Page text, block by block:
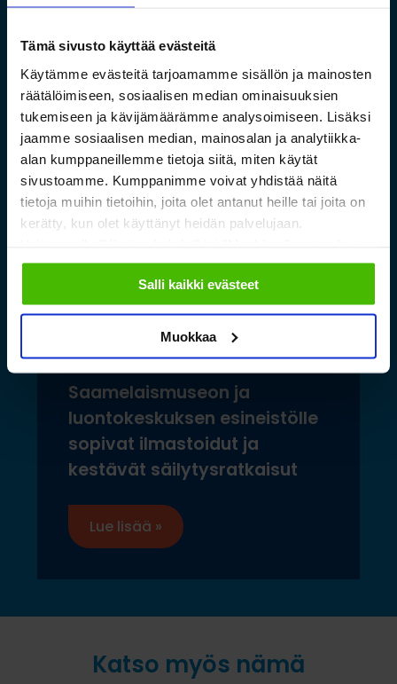
Tämä sivusto käyttää evästeitä
Käytämme evästeitä tarjoamamme sisällön ja mainosten
räätälöimiseen, sosiaalisen median ominaisuuksien
tukemiseen ja kävijämäärämme analysoimiseen. Lisäksi
jaamme sosiaalisen median, mainosalan ja analytiikka-
alan kumppaneillemme tietoja siitä, miten käytät
sivustoamme. Kumppanimme voivat yhdistää näitä
tietoja muihin tietoihin, joita olet antanut heille tai joita on
kerätty, kun olet käyttänyt heidän palvelujaan.
sallimiisi evästeisiin.
Salli kaikki evästeet
Muokkaa
Lue lisää »
Saamelaismuseon ja
luontokeskuksen esineistölle
sopivat ilmastoidut ja
kestävät säilytysratkaisut
Lue lisää »
Katso myös nämä